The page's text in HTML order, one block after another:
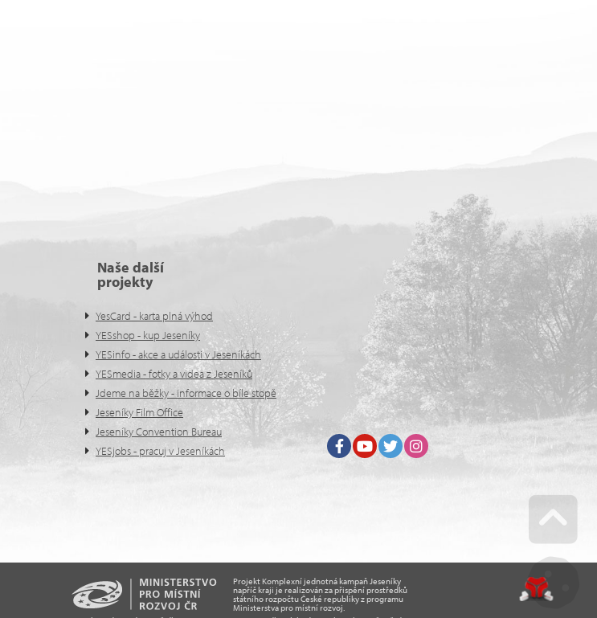
Naše další
projekty
YesCard - karta plná výhod
YESshop - kup Jeseníky
YESinfo - akce a události v Jeseníkách
YESmedia - fotky a videa z Jeseníků
Jdeme na běžky - informace o bíle stopě
Jeseníky Film Office
Jeseníky Convention Bureau
YESjobs - pracuj v Jeseníkách
FacebookYoutubeTwitter Instagram
Projekt Komplexní jednotná kampaň Jeseníky
napříč kraji je realizován za přispění prostředků
státního rozpočtu České republiky z programu
Ministerstva pro místní rozvoj.
Go